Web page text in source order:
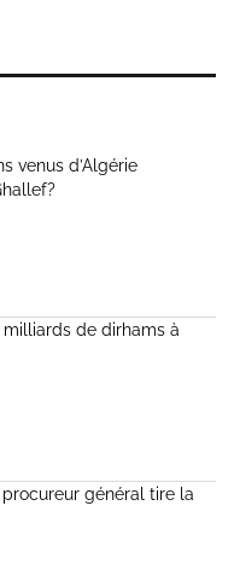
venus d’Algérie
milliards de dirhams à
procureur général tire la